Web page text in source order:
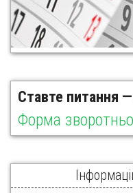
Ставте питання
Форма